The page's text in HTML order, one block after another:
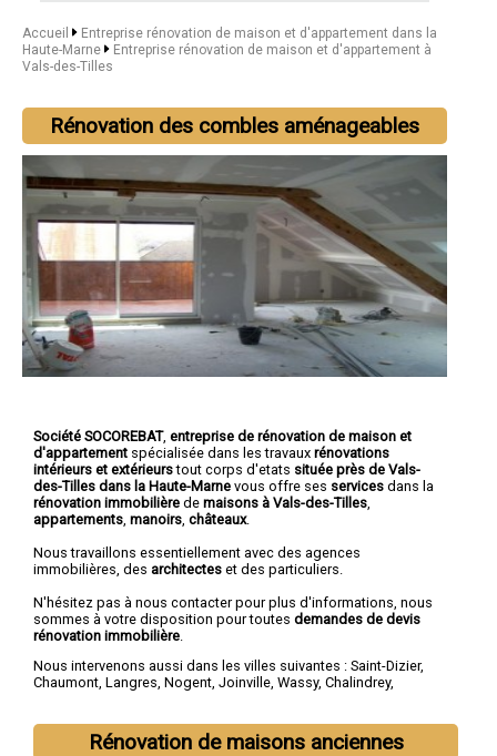
Accueil
Entreprise rénovation de maison et d'appartement dans la
Haute-Marne
Entreprise rénovation de maison et d'appartement à
Vals-des-Tilles
Rénovation des combles aménageables
Société SOCOREBAT, entreprise de rénovation de maison et
d'appartement spécialisée dans les travaux rénovations
intérieurs et extérieurstout corps d'etats située près de Vals-
des-Tilles dans la Haute-Marne vous offre ses services dans la
rénovation immobilière de maisons à Vals-des-Tilles
appartements manoirs châteaux.
Nous travaillons essentiellement avec des agences
immobilières, des architectes et des particuliers.
N'hésitez pas à nous contacter pour plus d'informations, nous
sommes à votre disposition pour toutes demandes de devis
rénovation immobilière
Nous intervenons aussi dans les villes suivantes : Saint-Dizier,
Chaumont, Langres, Nogent, Joinville, Wassy, Chalindrey,
Rénovation de maisons anciennes